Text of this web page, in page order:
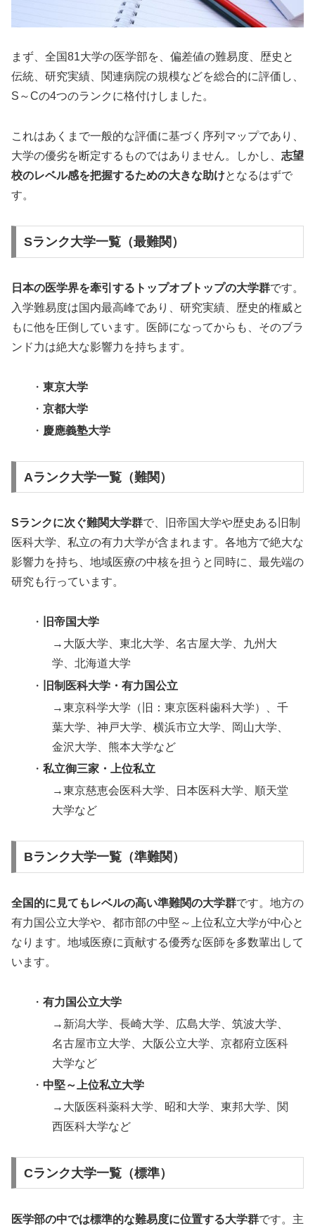
まず、全国81大学の医学部を、偏差値の難易度、歴史と
伝統、研究実績、関連病院の規模などを総合的に評価し、
S～Cの4つのランクに格付けしました。
これはあくまで一般的な評価に基づく序列マップであり、
大学の優劣を断定するものではありません。しかし、 志望
校のレベル感を把握するための大きな助けとなるはずで
す。
Sランク大学一覧（最難関）
日本の医学界を牽引するトップオブトップの大学群です。
入学難易度は国内最高峰であり、研究実績、歴史的権威と
もに他を圧倒しています。医師になってからも、そのブラ
ンド力は絶大な影響力を持ちます。
・東京大学
・京都大学
・ 慶應義塾大学
Aランク大学一覧（難関）
Sランクに次ぐ難関大学群で、旧帝国大学や歴史ある旧制
医科大学、私立の有力大学が含まれます。各地方で絶大な
影響力を持ち、地域医療の中核を担うと同時に、最先端の
研究も行っています。
・
旧帝国大学
→大阪大学、東北大学、名古屋大学、九州大
学、北海道大学
・
旧制医科大学・有力国公立
→東京科学大学（旧：東京医科歯科大学）、千
葉大学、神戸大学、横浜市立大学、岡山大学、
金沢大学、熊本大学など
・私立御三家・上位私立
→東京慈恵会医科大学、日本医科大学、順天堂
大学など
Bランク大学一覧（準難関）
全国的に見てもレベルの高い準難関の大学群です。地方の
有力国公立大学や、都市部の中堅～上位私立大学が中心と
なります。地域医療に貢献する優秀な医師を多数輩出して
います。
・有力国公立大学
→新潟大学、長崎大学、広島大学、筑波大学、
名古屋市立大学、大阪公立大学、京都府立医科
大学など
・ 中堅～上位私立大学
→大阪医科薬科大学、昭和大学、東邦大学、関
西医科大学など
Cランク大学一覧（標準）
医学部の中では標準的な難易度に位置する大学群です。主